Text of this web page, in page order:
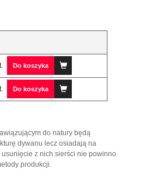
Do koszyka
Do koszyka
do natury będą
dywanu lecz osiadają na
z nich sierści nie powinno
produkcji.